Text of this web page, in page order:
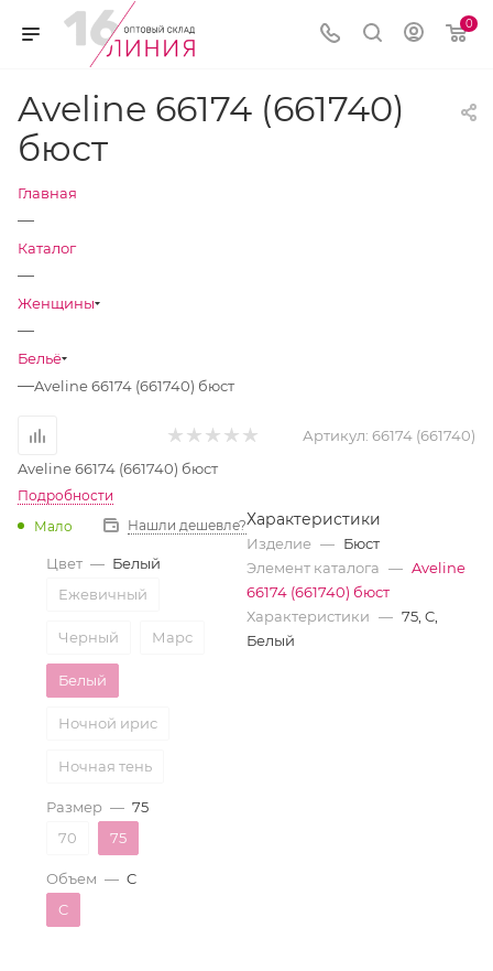
0
Aveline 66174 (661740)
бюст
Главная
—
Каталог
—
Женщины
—
Бельё
—Aveline 66174 (661740) бюст
Артикул: 66174 (661740)
Aveline 66174 (661740) бюст
Подробности
Мало
Нашли дешевле?
Цвет — Белый
Ежевичный
Черный Марс
Белый
Ночной ирис
Ночная тень
Размер — 75
70
75
Объем — C
C
Характеристики
Изделие — Бюст
Элемент каталога — Aveline
66174 (661740) бюст
Характеристики — 75, C,
Белый